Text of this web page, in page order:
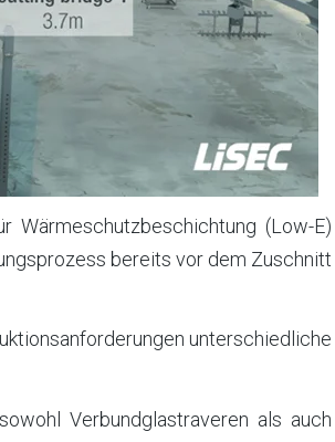
Wärmeschutzbeschichtung (Low-E)
bereits vor dem Zuschnitt
unterschiedliche
Verbundglastraveren als auch